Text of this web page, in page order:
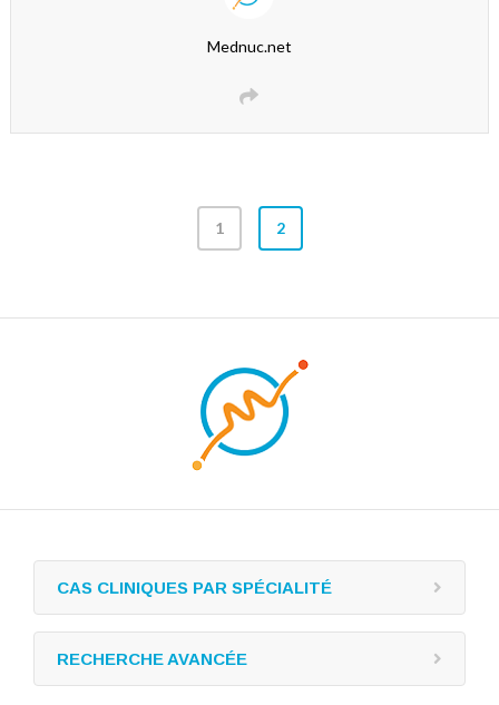
Mednuc.net
1 2
CAS CLINIQUES PAR SPÉCIALITÉ
RECHERCHE AVANCÉE